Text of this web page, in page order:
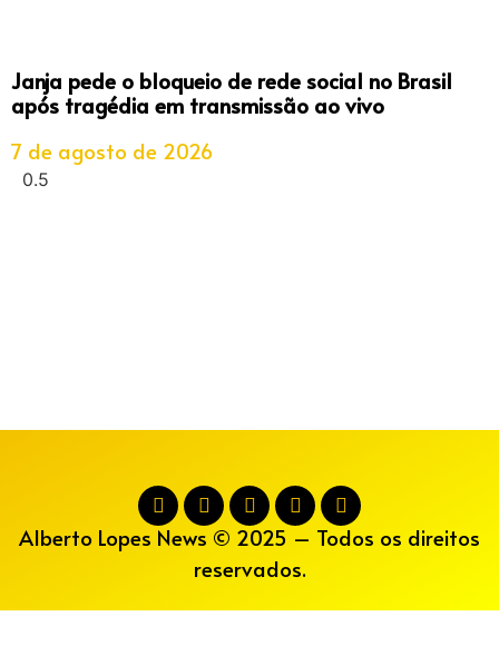
Janja pede o bloqueio de rede social no Brasil
após tragédia em transmissão ao vivo
7 de agosto de 2026
Alberto Lopes News © 2025 – Todos os direitos
reservados.